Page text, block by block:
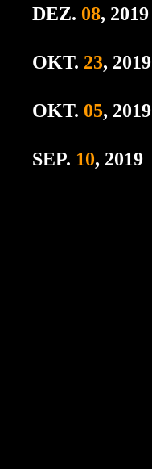
DEZ. 08, 2019
OKT. 23, 2019
OKT. 05, 2019
SEP. 10, 2019